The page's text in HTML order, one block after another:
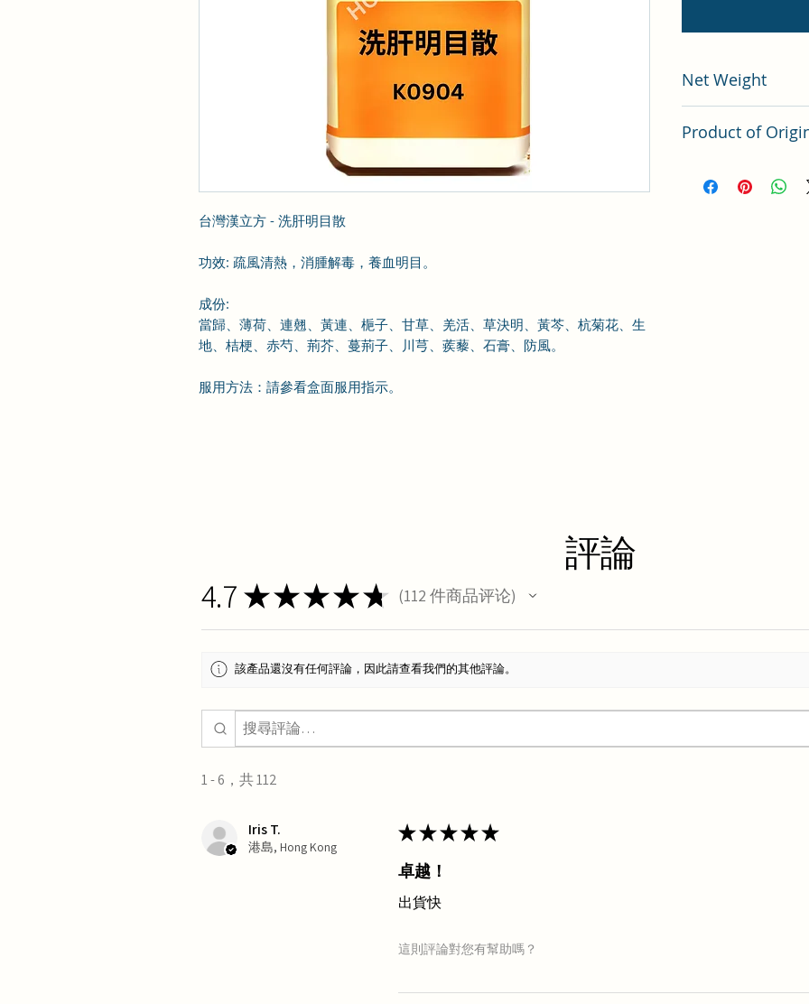
台灣漢立方 - 洗肝明目散
功效: 疏風清熱，消腫解毒，養血明目。
成份:
當歸、薄荷、連翹、黃連、梔子、甘草、羌活、草決明、黃芩、杭菊花、生
地、桔梗、赤芍、荊芥、蔓荊子、川芎、蒺藜、石膏、防風。
服用方法 ： 請參看盒面服用指示。
Net Weight
Product of
評論
4.7 ★★★★★ 112 件商品评论
112
該產品還沒有任何評論，因此請查看我們的其他評論。
1 - 6，共 112
Iris T.
港島, Hong Kong
★★★★★
卓越！
出貨快
這則評論對您有幫助嗎？